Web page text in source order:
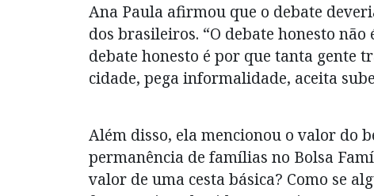
Ana Paula afirmou que o debate
dos brasileiros. “O debate honesto
debate honesto é por que tanta gente
cidade, pega informalidade, aceita
Além disso, ela mencionou o valor do
permanência de famílias no Bolsa
valor de uma cesta básica? Como se